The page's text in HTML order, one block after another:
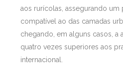
aos rurícolas, assegurando um
compatível ao das camadas
chegando, em alguns casos, a
quatro vezes superiores aos
internacional.